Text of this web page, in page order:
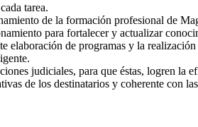
tarea.
de la formación profesional de
para fortalecer y actualizar
elaboración de programas y la
judiciales, para que éstas, logren la
de los destinatarios y coherente con